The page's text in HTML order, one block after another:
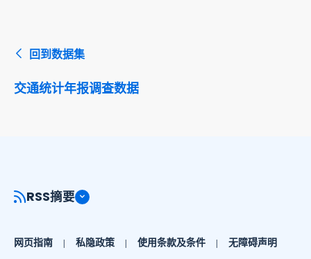
回到数据集
交通统计年报调查数据
RSS摘要
网页指南 私隐政策 使用条款及条件 无障碍声明